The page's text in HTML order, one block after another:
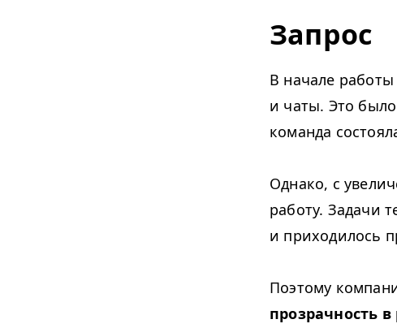
Запрос
В начале
и чаты. Это было
команда
Однако, с
работу. Задачи
и приходилось
Поэтому
прозрачность